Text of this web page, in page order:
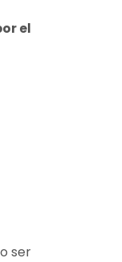
el
ser